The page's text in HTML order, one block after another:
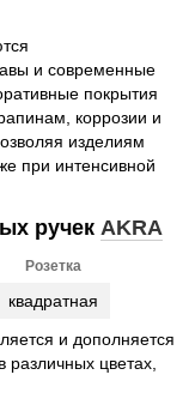
и современные
покрытия
коррозии и
изделиям
при интенсивной
ручек AKRA
Розетка
квадратная
и дополняется
цветах,